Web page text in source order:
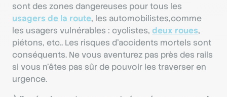
sont des zones dangereuses pour tous les
usagers de la route, les automobilistes,comme
les usagers vulnérables : cyclistes, deux roues,
piétons, etc.. Les risques d’accidents mortels sont
conséquents. Ne vous aventurez pas près des rails
si vous n'êtes pas sûr de pouvoir les traverser en
urgence.